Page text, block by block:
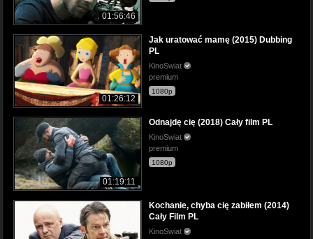
01:56:46
01:26:12
Jak uratować mamę (2015) Dubbing
PL
KinoSwiat
premium
1080p
01:19:11
Odnajdę cię (2018) Cały film PL
KinoSwiat
premium
1080p
Kochanie, chyba cię zabiłem (2014)
Cały Film PL
KinoSwiat